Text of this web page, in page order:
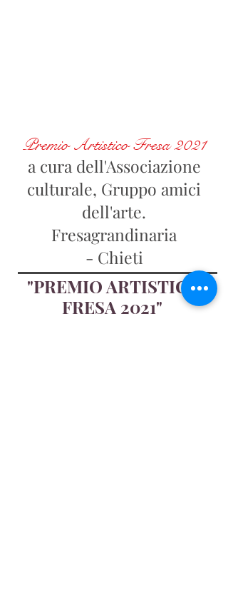
Premio Artistico Fresa 2021
a cura dell'Associazione
culturale, Gruppo amici
dell'arte.
Fresagrandinaria
- Chieti
"PREMIO ARTISTICO
FRESA 2021"